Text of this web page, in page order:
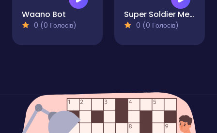
Waano Bot
0 (0 Голосів)
Super Soldier Mech Assault
0 (0 Голосів)